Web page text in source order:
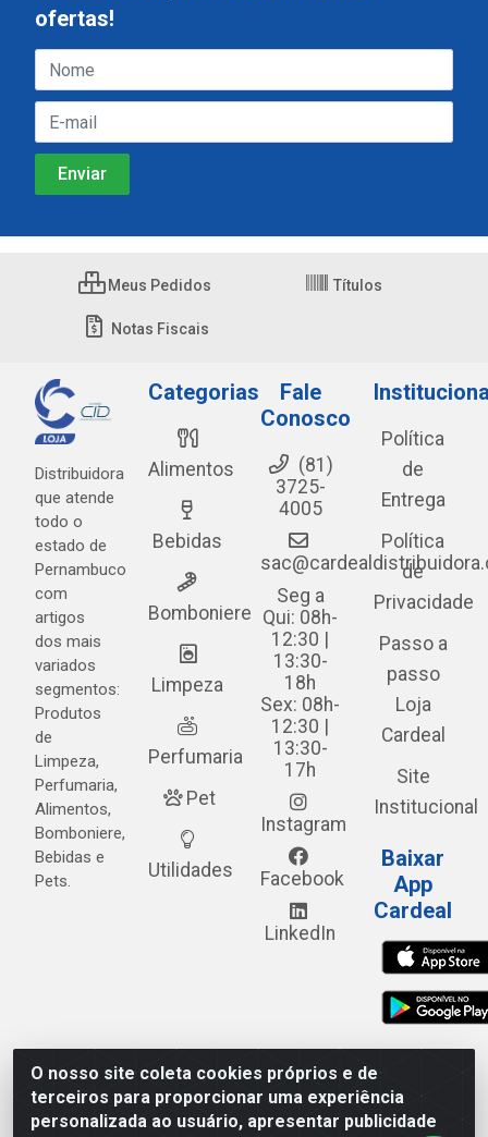
O nosso site coleta cookies próprios e de
terceiros para proporcionar uma experiência
personalizada ao usuário, apresentar publicidade
ofertas!
Meus Pedidos Títulos
Notas Fiscais
Distribuidora
que atende
todo o
estado de
Pernambuco
com
artigos
dos mais
variados
segmentos:
Produtos
de
Limpeza,
Perfumaria,
Alimentos,
Bomboniere,
Bebidas e
Pets.
Categorias
Alimentos
Bebidas
Bomboniere
Limpeza
Perfumaria
Pet
Utilidades
Fale
Conosco
(81)
3725-
4005
Seg a
Qui: 08h-
12:30 |
13:30-
18h
Sex: 08h-
12:30 |
13:30-
17h
Instagram
Facebook
LinkedIn
Política
de
Entrega
Política
de
Privacidade
Passo a
passo
Loja
Cardeal
Site
Institucional
Baixar
App
Cardeal
Cardeal Distribuidora - Estrada Alto do Moura, 582 - Alto
do Moura - Caruaru/PE - CEP 55.040-120 - CNPJ